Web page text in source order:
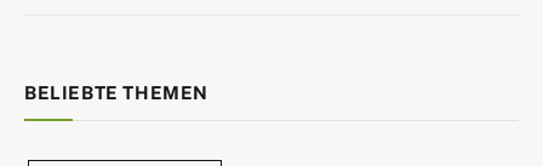
BELIEBTE THEMEN